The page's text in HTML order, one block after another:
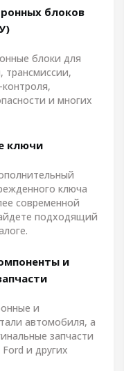
блоков
блоки для
трансмиссии,
и многих
ключи
ключа
современной
подходящий
и
и
автомобиля, а
запчасти
и других